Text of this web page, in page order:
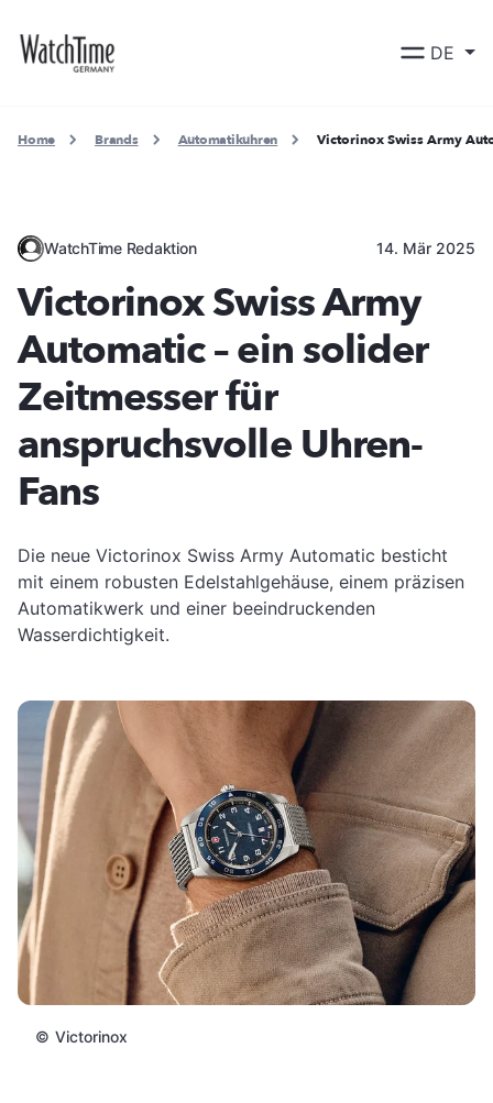
DE
Home Brands Automatikuhren Victorinox Swiss Army
WatchTime Redaktion 14. Mär 2025
Victorinox Swiss Army
Automatic – ein solider
Zeitmesser für
anspruchsvolle Uhren-
Fans
Die neue Victorinox Swiss Army Automatic besticht
mit einem robusten Edelstahlgehäuse, einem präzisen
Automatikwerk und einer beeindruckenden
Wasserdichtigkeit.
© Victorinox